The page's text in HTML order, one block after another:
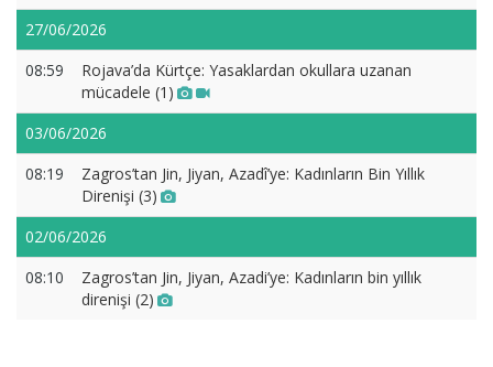
27/06/2026
08:59
Rojava’da Kürtçe: Yasaklardan okullara uzanan
mücadele (1)
03/06/2026
08:19
Zagros’tan Jin, Jiyan, Azadî’ye: Kadınların Bin Yıllık
Direnişi (3)
02/06/2026
08:10
Zagros’tan Jin, Jiyan, Azadi’ye: Kadınların bin yıllık
direnişi (2)